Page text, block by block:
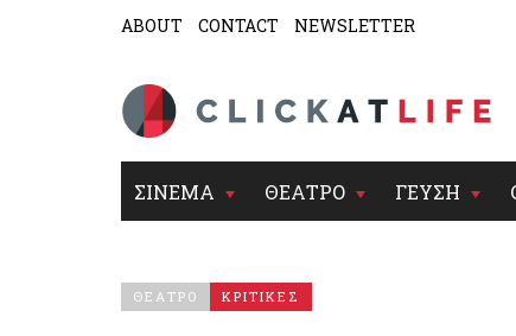
ABOUT CONTACT NEWSLETTER
ΣΙΝΕΜΑ ΘΕΑΤΡΟ ΓΕΥΣΗ
ΘΕΑΤΡΟ ΚΡΙΤΙΚΕΣ